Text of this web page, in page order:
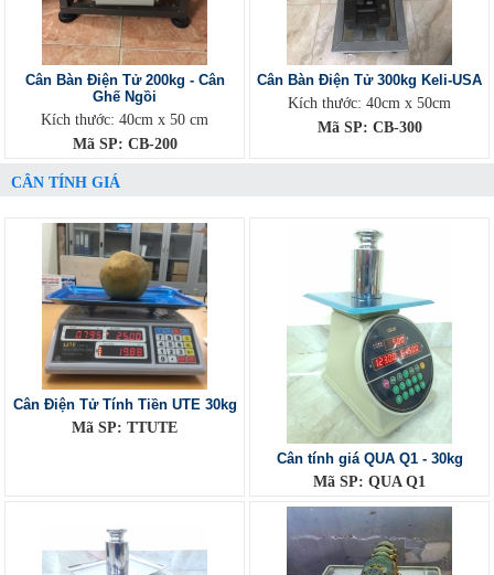
Cân Bàn Điện Tử 200kg - Cân
Ghế Ngồi
Kích thước: 40cm x 50 cm
Mã SP: CB-200
Cân Bàn Điện Tử 300kg Keli-USA
Kích thước: 40cm x 50cm
Mã SP: CB-300
CÂN TÍNH GIÁ
Cân Điện Tử Tính Tiền UTE 30kg
Mã SP: TTUTE
Cân tính giá QUA Q1 - 30kg
Mã SP: QUA Q1